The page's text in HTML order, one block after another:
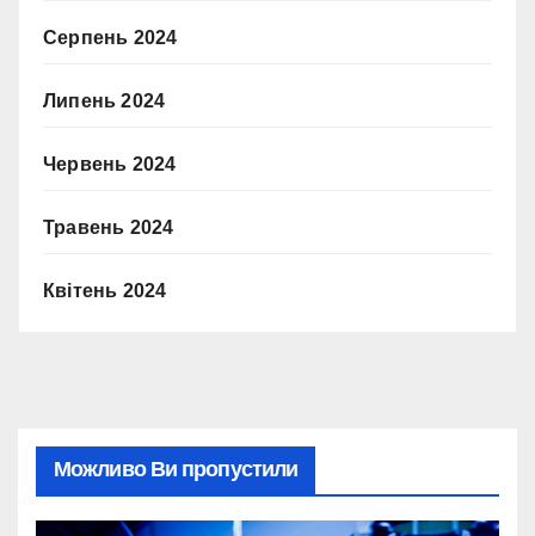
Серпень 2024
Липень 2024
Червень 2024
Травень 2024
Квітень 2024
Можливо Ви пропустили